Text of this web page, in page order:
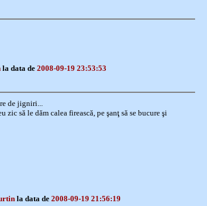
la data de 2008-09-19 23:53:53
de jigniri...
să le dăm calea firească, pe şanţ să se bucure şi
la data de 2008-09-19 21:56:19